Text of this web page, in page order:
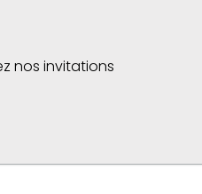
nos invitations